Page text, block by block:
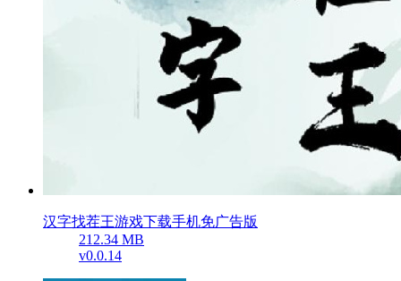
汉字找茬王游戏下载手机免广告版
212.34 MB
v0.0.14